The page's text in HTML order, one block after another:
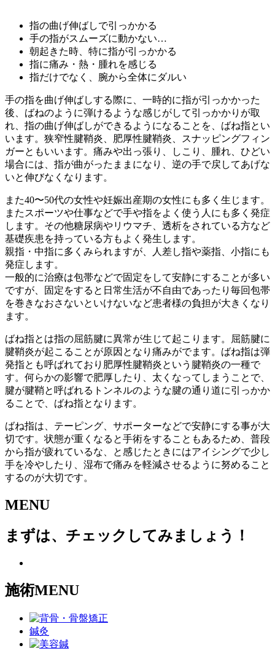
指の曲げ伸ばしで引っかかる
手の指がスムーズに動かない…
朝起きた時、特に指が引っかかる
指に痛み・熱・腫れを感じる
指だけでなく、腕から全体にダルい
手の指を曲げ伸ばしする際に、一時的に指が引っかかった
後、ばねのように弾けるような感じがして引っかかりが取
れ、指の曲げ伸ばしができるようになることを、ばね指とい
います。狭窄性腱鞘炎、肥厚性腱鞘炎、スナッピングフィン
ガーともいいます。痛みや出っ張り、しこり、腫れ、ひどい
場合には、指が曲がったままになり、逆の手で戻してあげな
いと伸びなくなります。
また40〜50代の女性や妊娠出産期の女性にも多く生じます。
またスポーツや仕事などで手や指をよく使う人にも多く発症
します。その他糖尿病やリウマチ、透析をされている方など
基礎疾患を持っている方もよく発生します。
親指・中指に多くみられますが、人差し指や薬指、小指にも
発症します。
一般的に治療は包帯などで固定をして安静にすることが多い
ですが、固定をすると日常生活が不自由であったり毎回包帯
を巻きなおさないといけないなど患者様の負担が大きくなり
ます。
ばね指とは指の屈筋腱に異常が生じて起こります。屈筋腱に
腱鞘炎が起こることが原因となり痛みがでます。ばね指は弾
発指とも呼ばれており肥厚性腱鞘炎という腱鞘炎の一種で
す。何らかの影響で肥厚したり、太くなってしまうことで、
腱が腱鞘と呼ばれるトンネルのような腱の通り道に引っかか
ることで、ばね指となります。
ばね指は、テーピング、サポーターなどで安静にする事が大
切です。状態が重くなると手術をすることもあるため、普段
から指が疲れているな、と感じたときにはアイシングで少し
手を冷やしたり、湿布で痛みを軽減させるように努めること
するのが大切です。
MENU
まずは、チェックしてみましょう！
施術MENU
鍼灸